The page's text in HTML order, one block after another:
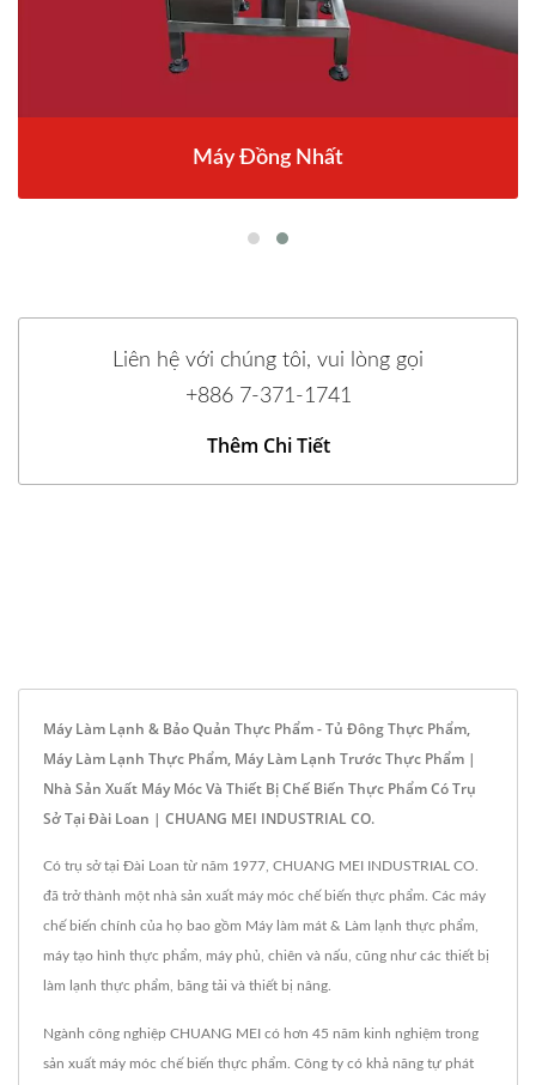
Máy Đồng Nhất
Liên hệ với chúng tôi, vui lòng gọi
+886 7-371-1741
Thêm Chi Tiết
Máy Làm Lạnh & Bảo Quản Thực Phẩm - Tủ Đông Thực Phẩm,
Máy Làm Lạnh Thực Phẩm, Máy Làm Lạnh Trước Thực Phẩm |
Nhà Sản Xuất Máy Móc Và Thiết Bị Chế Biến Thực Phẩm Có Trụ
Sở Tại Đài Loan | CHUANG MEI INDUSTRIAL CO.
Có trụ sở tại Đài Loan từ năm 1977, CHUANG MEI INDUSTRIAL CO.
đã trở thành một nhà sản xuất máy móc chế biến thực phẩm. Các máy
chế biến chính của họ bao gồm Máy làm mát & Làm lạnh thực phẩm,
máy tạo hình thực phẩm, máy phủ, chiên và nấu, cũng như các thiết bị
làm lạnh thực phẩm, băng tải và thiết bị nâng.
Ngành công nghiệp CHUANG MEI có hơn 45 năm kinh nghiệm trong
sản xuất máy móc chế biến thực phẩm. Công ty có khả năng tự phát